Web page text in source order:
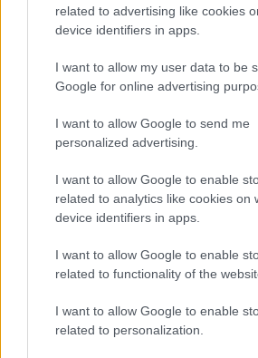
related to advertising like cookies
device identifiers in apps.
I want to allow my user data to be
Google for online advertising
I want to allow Google to send me
personalized advertising.
I want to allow Google to enable
related to analytics like cookies on
device identifiers in apps.
I want to allow Google to enable
related to functionality of the
I want to allow Google to enable
related to personalization.
Η συμφωνία Arval-Athlon
VW: Η δύσκολη εξίσωση
της αναδιάρθρωσης
τον
Alpha Bank: Για πρώτη φορά το Αρχαίο
άνοιξε τις πύλες του σε όλους